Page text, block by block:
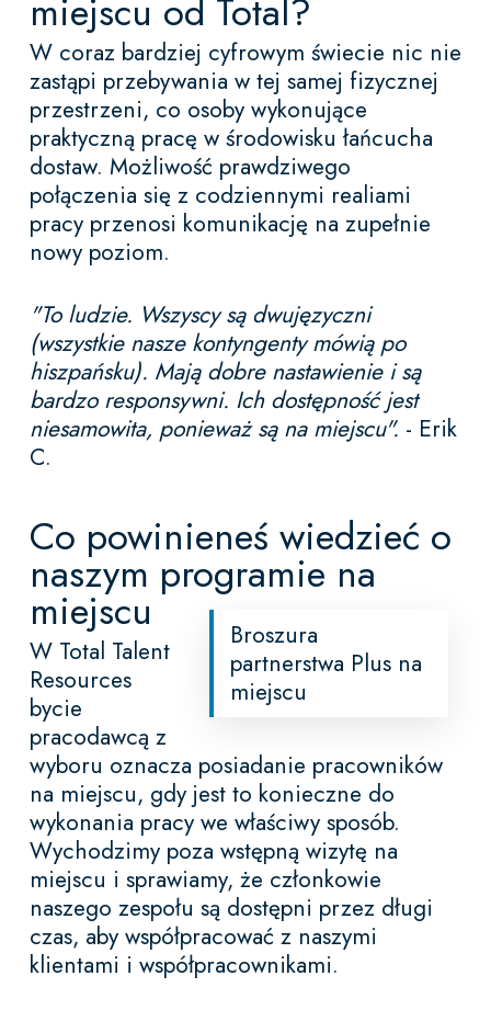
miejscu od Total?
W coraz bardziej cyfrowym świecie nic nie
zastąpi przebywania w tej samej fizycznej
przestrzeni, co osoby wykonujące
praktyczną pracę w środowisku łańcucha
dostaw. Możliwość prawdziwego
połączenia się z codziennymi realiami
pracy przenosi komunikację na zupełnie
nowy poziom.
"To ludzie. Wszyscy są dwujęzyczni
(wszystkie nasze kontyngenty mówią po
hiszpańsku). Mają dobre nastawienie i są
bardzo responsywni. Ich dostępność jest
niesamowita, ponieważ są na miejscu". - Erik
C.
Co powinieneś wiedzieć o
naszym programie na
miejscu
Broszura
partnerstwa Plus na
miejscu
W Total Talent
Resources
bycie
pracodawcą z
wyboru oznacza posiadanie pracowników
na miejscu, gdy jest to konieczne do
wykonania pracy we właściwy sposób.
Wychodzimy poza wstępną wizytę na
miejscu i sprawiamy, że członkowie
naszego zespołu są dostępni przez długi
czas, aby współpracować z naszymi
klientami i współpracownikami.